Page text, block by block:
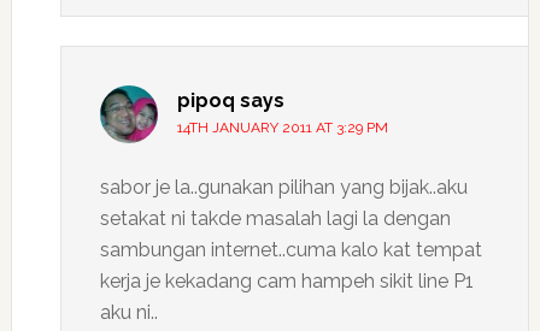
pipoq says
14TH JANUARY 2011 AT 3:29 PM
sabor je la..gunakan pilihan yang bijak..aku
setakat ni takde masalah lagi la dengan
sambungan internet..cuma kalo kat tempat
kerja je kekadang cam hampeh sikit line P1
aku ni..